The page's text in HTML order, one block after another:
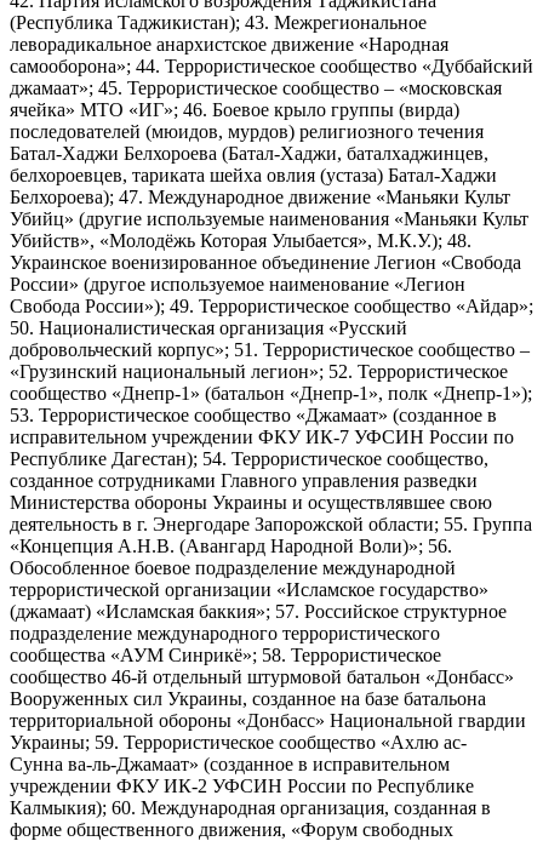
(Республика Таджикистан); 43. Межрегиональное
леворадикальное анархистское движение «Народная
самооборона»; 44. Террористическое сообщество «Дуббайский
джамаат»; 45. Террористическое сообщество – «московская
ячейка» МТО «ИГ»; 46. Боевое крыло группы (вирда)
последователей (мюидов, мурдов) религиозного течения
Батал-Хаджи Белхороева (Батал-Хаджи, баталхаджинцев,
белхороевцев, тариката шейха овлия (устаза) Батал-Хаджи
Белхороева); 47. Международное движение «Маньяки Культ
Убийц» (другие используемые наименования «Маньяки Культ
Убийств», «Молодёжь Которая Улыбается», М.К.У.); 48.
Украинское военизированное объединение Легион «Свобода
России» (другое используемое наименование «Легион
Свобода России»); 49. Террористическое сообщество «Айдар»;
50. Националистическая организация «Русский
добровольческий корпус»; 51. Террористическое сообщество –
«Грузинский национальный легион»; 52. Террористическое
сообщество «Днепр-1» (батальон «Днепр-1», полк «Днепр-1»);
53. Террористическое сообщество «Джамаат» (созданное в
исправительном учреждении ФКУ ИК-7 УФСИН России по
Республике Дагестан); 54. Террористическое сообщество,
созданное сотрудниками Главного управления разведки
Министерства обороны Украины и осуществлявшее свою
деятельность в г. Энергодаре Запорожской области; 55. Группа
«Концепция А.Н.В. (Авангард Народной Воли)»; 56.
Обособленное боевое подразделение международной
террористической организации «Исламское государство»
(джамаат) «Исламская баккия»; 57. Российское структурное
подразделение международного террористического
сообщества «АУМ Синрикё»; 58. Террористическое
сообщество 46-й отдельный штурмовой батальон «Донбасс»
Вооруженных сил Украины, созданное на базе батальона
территориальной обороны «Донбасс» Национальной гвардии
Украины; 59. Террористическое сообщество «Ахлю ас-
Сунна ва-ль-Джамаат» (созданное в исправительном
учреждении ФКУ ИК-2 УФСИН России по Республике
Калмыкия); 60. Международная организация, созданная в
форме общественного движения, «Форум свободных